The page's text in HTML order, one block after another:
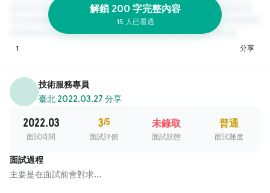
解鎖 200 字完整內容
15 人已看過
1 分享
技術服務專員
臺北·2022.03.27 分享
2022.03
面試時間
3/5
面試評價
未錄取
面試狀態
普通
面試難度
面試過程
主要是在面試前會對求...